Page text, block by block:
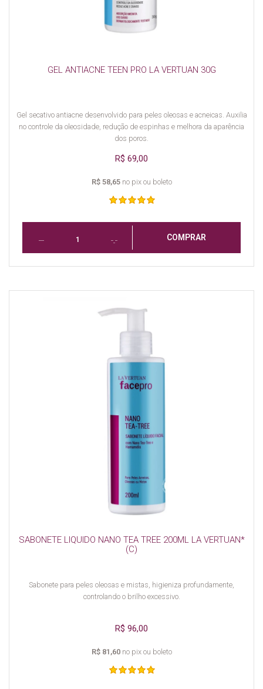
GEL ANTIACNE TEEN PRO LA VERTUAN 30G
Gel secativo antiacne desenvolvido para peles oleosas e acneicas. Auxilia
no controle da oleosidade, redução de espinhas e melhora da aparência
dos poros.
R$ 69,00
R$ 58,65no pix ou boleto
COMPRAR
SABONETE LIQUIDO NANO TEA TREE 200ML LA VERTUAN*
(C)
Sabonete para peles oleosas e mistas, higieniza profundamente,
controlando o brilho excessivo.
R$ 96,00
R$ 81,60no pix ou boleto